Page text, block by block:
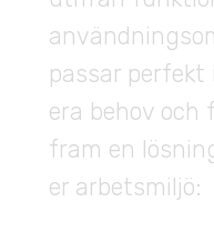
passar perfekt
era behov
fram en
er arbetsmiljö: